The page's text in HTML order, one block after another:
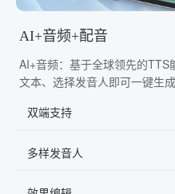
AI+音频+配音
AI+音频：基于全球领先的
文本、选择发音人即可一键生
双端支持
多样发音人